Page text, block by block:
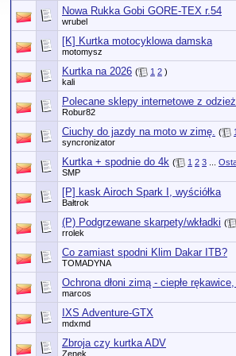
Nowa Rukka Gobi GORE-TEX r.54
wrubel
[K] Kurtka motocyklowa damska
motomysz
Kurtka na 2026 ( 1 2 )
kali
Polecane sklepy internetowe z
Robur82
Ciuchy do jazdy na moto w zimę. ( 1
syncronizator
Kurtka + spodnie do 4k ( 1 2 3
SMP
[P] kask Airoch Spark I, wyściółka
Bałtrok
(P) Podgrzewane skarpety/wkładki (
rrolek
Co zamiast spodni Klim Dakar ITB?
TOMADYNA
Ochrona dłoni zimą - ciepłe
marcos
IXS Adventure-GTX
mdxmd
Zbroja czy kurtka ADV
Zenek